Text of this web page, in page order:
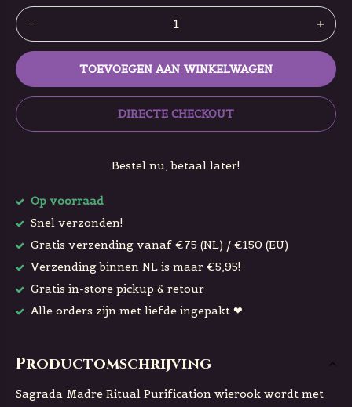
TOEVOEGEN AAN WINKELWAGEN
DIRECTE CHECKOUT
Bestel nu, betaal later!
Op voorraad
Snel verzonden!
Gratis verzending vanaf €75 (NL) / €150 (EU)
Verzending binnen NL is maar €5,95!
Gratis in-store pickup & retour
Alle orders zijn met liefde ingepakt ❤
Productomschrijving
Sagrada Madre Ritual Purification wierook wordt met